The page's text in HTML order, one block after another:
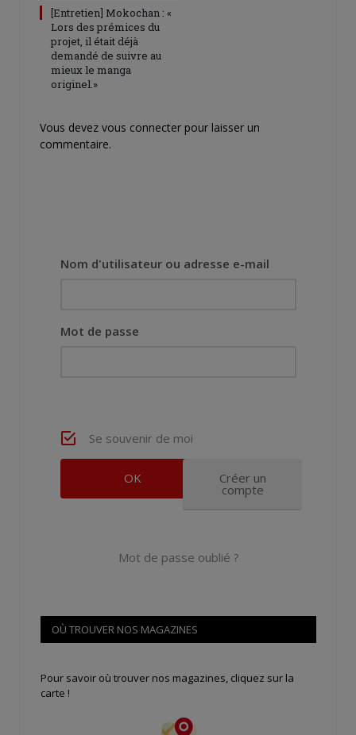
[Entretien] Mokochan : «
Lors des prémices du
projet, il était déjà
demandé de suivre au
mieux le manga
originel.»
Vous devez vous connecter pour laisser un
commentaire.
Nom d'utilisateur ou adresse e-mail
Mot de passe
Se souvenir de moi
Créer un
compte
Mot de passe oublié ?
OÙ TROUVER NOS MAGAZINES
Pour savoir où trouver nos magazines, cliquez sur la
carte !